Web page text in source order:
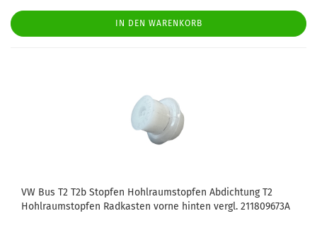
IN DEN WARENKORB
VW Bus T2 T2b Stopfen Hohlraumstopfen Abdichtung T2
Hohlraumstopfen Radkasten vorne hinten vergl. 211809673A